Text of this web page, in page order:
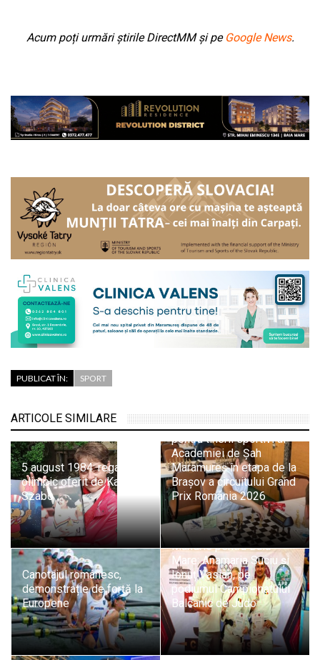
Acum poți urmări știrile DirectMM și pe Google News.
PUBLICAT ÎN: SPORT
ARTICOLE SIMILARE
5 august 1984: regalul
olimpic oferit de Kati
Szabo
Evoluții promițătoare
pentru tinerii sportivi ai
Academiei de Șah
Maramureș în etapa de la
Brașov a circuitului Grand
Prix România 2026
Canotajul românesc,
demonstrație de forță la
Europene
Mândrie pentru Baia
Mare: Anamaria Suciu și
Ionuț Vasian, pe
podiumul Campionatului
Balcanic de Judo